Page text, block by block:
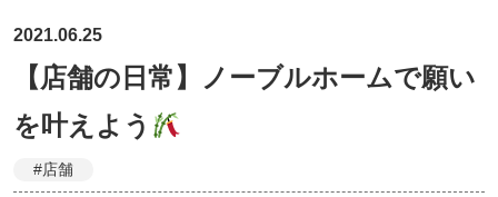
2021.06.25
【店舗の日常】ノーブルホームで願い
を叶えよう
#店舗